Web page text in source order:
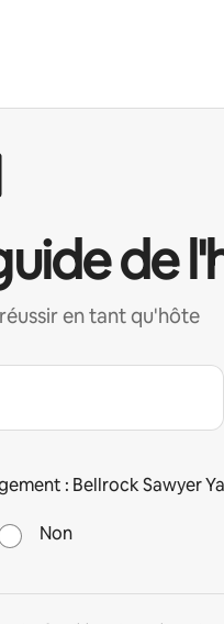
de
en tant qu'hôte
: Bellrock Sawyer
Non